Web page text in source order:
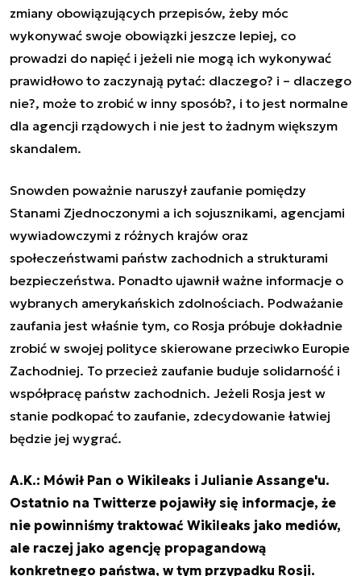
zmiany obowiązujących przepisów, żeby móc
wykonywać swoje obowiązki jeszcze lepiej, co
prowadzi do napięć i jeżeli nie mogą ich wykonywać
prawidłowo to zaczynają pytać: dlaczego? i – dlaczego
nie?, może to zrobić w inny sposób?, i to jest normalne
dla agencji rządowych i nie jest to żadnym większym
skandalem.
Snowden poważnie naruszył zaufanie pomiędzy
Stanami Zjednoczonymi a ich sojusznikami, agencjami
wywiadowczymi z różnych krajów oraz
społeczeństwami państw zachodnich a strukturami
bezpieczeństwa. Ponadto ujawnił ważne informacje o
wybranych amerykańskich zdolnościach. Podważanie
zaufania jest właśnie tym, co Rosja próbuje dokładnie
zrobić w swojej polityce skierowane przeciwko Europie
Zachodniej. To przecież zaufanie buduje solidarność i
współpracę państw zachodnich. Jeżeli Rosja jest w
stanie podkopać to zaufanie, zdecydowanie łatwiej
będzie jej wygrać.
A.K.: Mówił Pan o Wikileaks i Julianie Assange'u.
Ostatnio na Twitterze pojawiły się informacje, że
nie powinniśmy traktować Wikileaks jako mediów,
ale raczej jako agencję propagandową
konkretnego państwa, w tym przypadku Rosji.